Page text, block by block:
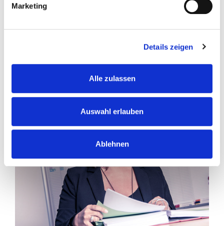
Marketing
Details zeigen
Alle zulassen
Auswahl erlauben
Ablehnen
ANSPRECHPARTNER